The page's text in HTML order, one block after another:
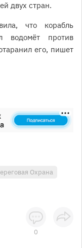
двух стран.
что корабль
водомёт против
его, пишет
Охрана
0